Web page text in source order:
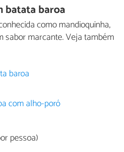
batata baroa
como mandioquinha,
sabor marcante. Veja também
baroa
com alho-poró
pessoa)